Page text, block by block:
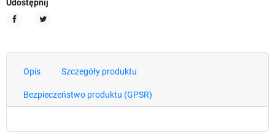
Udostępnij
Opis Szczegóły produktu
Bezpieczeństwo produktu (GPSR)